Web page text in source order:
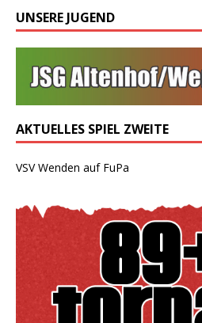
UNSERE JUGEND
AKTUELLES SPIEL ZWEITE
VSV Wenden auf FuPa